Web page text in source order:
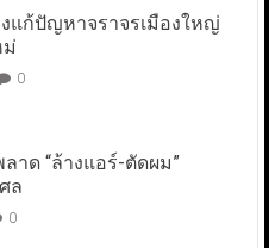
แก้ปัญหาจราจรเมืองใหญ่
ม่
0
าด “ล้างแอร์-ตัดผม”
ล
0